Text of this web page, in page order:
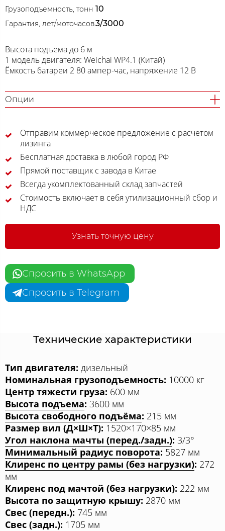
Грузоподъемность, тонн 10
Гарантия, лет/моточасов3/3000
Высота подъема до 6 м
1 модель двигателя: Weichai WP4.1 (Китай)
Ёмкость батареи 2 80 ампер-час, напряжение 12 В
Опции
Отправим коммерческое предложение с расчетом
лизинга
Бесплатная доставка в любой город РФ
Прямой поставщик с завода в Китае
Всегда укомплектованный склад запчастей
Стоимость включает в себя утилизационный сбор и
НДС
Узнать точную цену
Спросить в WhatsApp
Спросить в Telegram
Технические характеристики
Тип двигателя: дизельный
Номинальная грузоподъемность: 10000 кг
Центр тяжести груза: 600 мм
Высота подъема: 3600 мм
Высота свободного подъёма: 215 мм
Размер вил (Д×Ш×Т): 1520×170×85 мм
Угол наклона мачты (перед./задн.): 3/3°
Минимальный радиус поворота: 5827 мм
Клиренс по центру рамы (без нагрузки): 272
мм
Клиренс под мачтой (без нагрузки): 222 мм
Высота по защитную крышу: 2870 мм
Свес (передн.): 745 мм
Свес (задн.): 1705 мм